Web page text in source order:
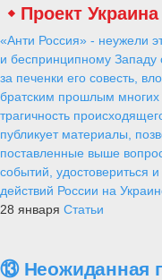
Проект Украина
«Анти Россия» - неужели
и беспринципному Западу
за печенки его совесть,
братским прошлым
трагичность
публикует материалы,
поставленные выше
событий, удостовериться
действий России на
28 января Статьи
⑬ Неожиданная